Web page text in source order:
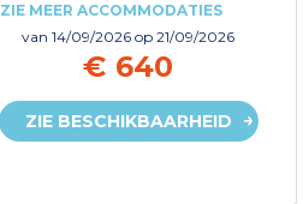
ZIE MEER ACCOMMODATIES
van14/09/2026op 21/09/2026
€ 640
ZIE BESCHIKBAARHEID